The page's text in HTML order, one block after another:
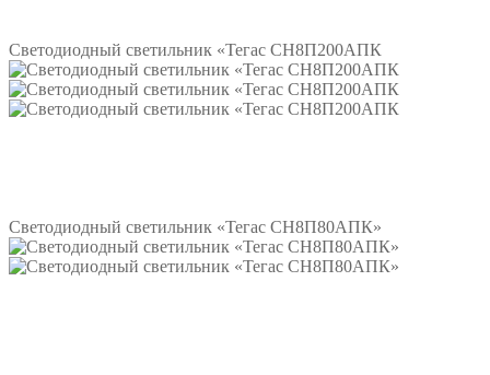
Светодиодный светильник «Тегас СН8П200АПК
Светодиодный светильник «Тегас СН8П80АПК»